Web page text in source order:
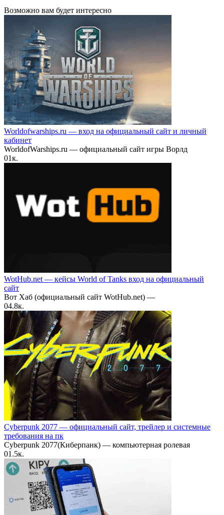
Возможно вам будет интересно
Worldofwarships.ru — вход на официальный сайт и личный
кабинет
WorldofWarships.ru — официальный сайт игры Ворлд
01к.
WotHub.net — кейсы World of Tanks вход на официальный
сайт
Вот Хаб (официальный сайт WotHub.net) —
04.8к.
Cyberpunk 2077 — официальный сайт, трейлер и системные
требования на пк
Cyberpunk 2077(Киберпанк) — компьютерная ролевая
01.5к.